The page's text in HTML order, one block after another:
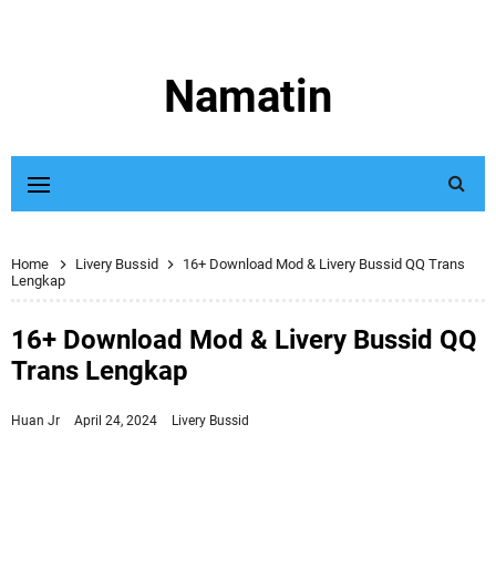
Namatin
Home Livery Bussid
16+ Download Mod & Livery Bussid QQ Trans
Lengkap
16+ Download Mod & Livery Bussid QQ
Trans Lengkap
Huan Jr April 24, 2024 Livery Bussid